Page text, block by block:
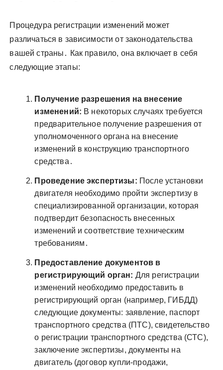
Процедура регистрации изменений может
различаться в зависимости от законодательства
вашей страны․ Как правило, она включает в себя
следующие этапы:
Получение разрешения на внесение
изменений: В некоторых случаях требуется
предварительное получение разрешения от
уполномоченного органа на внесение
изменений в конструкцию транспортного
средства․
Проведение экспертизы: После установки
двигателя необходимо пройти экспертизу в
специализированной организации, которая
подтвердит безопасность внесенных
изменений и соответствие техническим
требованиям․
Предоставление документов в
регистрирующий орган: Для регистрации
изменений необходимо предоставить в
регистрирующий орган (например, ГИБДД)
следующие документы: заявление, паспорт
транспортного средства (ПТС), свидетельство
о регистрации транспортного средства (СТС),
заключение экспертизы, документы на
двигатель (договор купли-продажи,